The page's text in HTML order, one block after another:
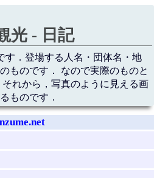
光 - 日記
す．登場する人名・団体名・地
ものです． なので実際のものと
れから，写真のように見える画
ものです．